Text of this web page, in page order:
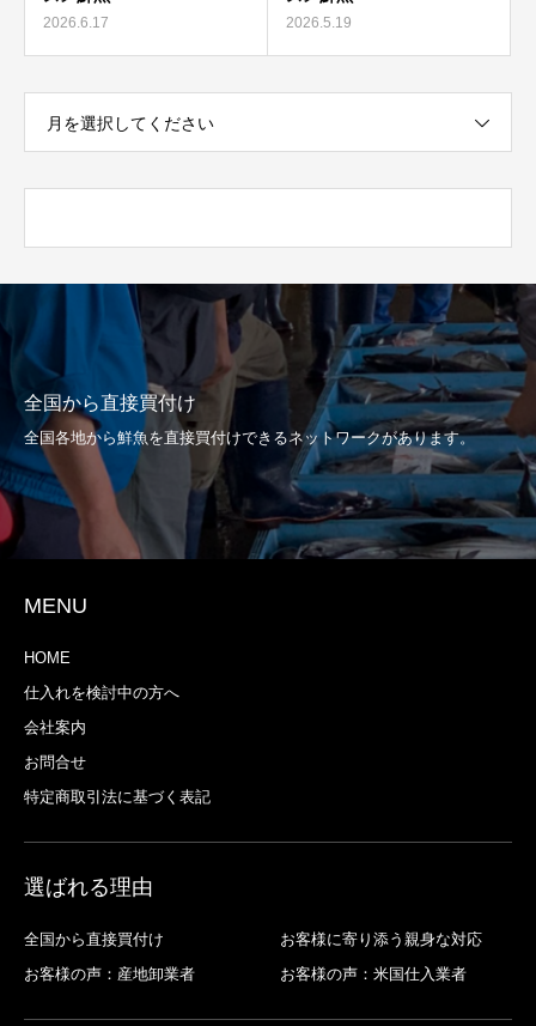
2026.6.17 2026.5.19
月を選択してください
全国から直接買付け
全国各地から鮮魚を直接買付けできるネットワークがあります。
MENU
HOME
仕入れを検討中の方へ
会社案内
お問合せ
特定商取引法に基づく表記
選ばれる理由
全国から直接買付け
お客様に寄り添う親身な対応
お客様の声：産地卸業者
お客様の声：米国仕入業者